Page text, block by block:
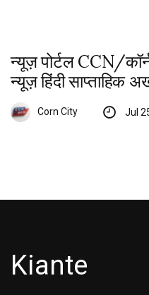
न्यूज़ पोर्टल CCN/
न्यूज़ हिंदी साप्ताहिक
Corn City Jul
Kiante